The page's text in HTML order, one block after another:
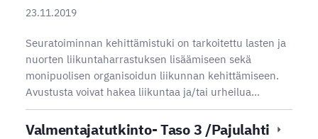
23.11.2019
Seuratoiminnan kehittämistuki on tarkoitettu lasten ja
nuorten liikuntaharrastuksen lisäämiseen sekä
monipuolisen organisoidun liikunnan kehittämiseen.
Avustusta voivat hakea liikuntaa ja/tai urheilua…
Valmentajatutkinto- Taso 3 /Pajulahti